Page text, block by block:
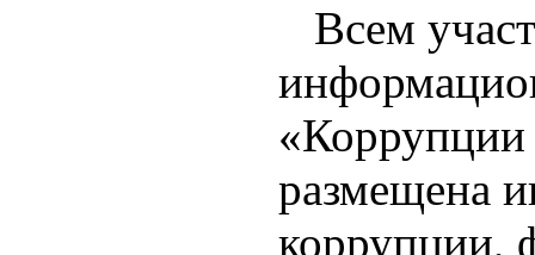
Всем
«Коррупции
размещена
коррупции,